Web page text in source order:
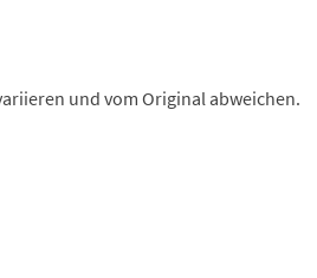
und vom Original abweichen.